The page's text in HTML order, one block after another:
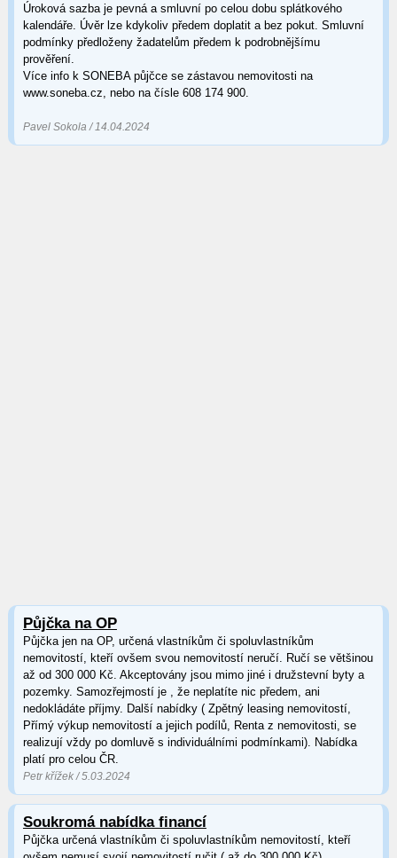
Úroková sazba je pevná a smluvní po celou dobu splátkového
kalendáře. Úvěr lze kdykoliv předem doplatit a bez pokut. Smluvní
podmínky předloženy žadatelům předem k podrobnějšímu
prověření.
Více info k SONEBA půjčce se zástavou nemovitosti na
www.soneba.cz, nebo na čísle 608 174 900.
Pavel Sokola / 14.04.2024
Půjčka na OP
Půjčka jen na OP, určená vlastníkům či spoluvlastníkům
nemovitostí, kteří ovšem svou nemovitostí neručí. Ručí se většinou
až od 300 000 Kč. Akceptovány jsou mimo jiné i družstevní byty a
pozemky. Samozřejmostí je , že neplatíte nic předem, ani
nedokládáte příjmy. Další nabídky ( Zpětný leasing nemovitostí,
Přímý výkup nemovitostí a jejich podílů, Renta z nemovitosti, se
realizují vždy po domluvě s individuálními podmínkami). Nabídka
platí pro celou ČR.
Petr křížek / 5.03.2024
Soukromá nabídka financí
Půjčka určená vlastníkům či spoluvlastníkům nemovitostí, kteří